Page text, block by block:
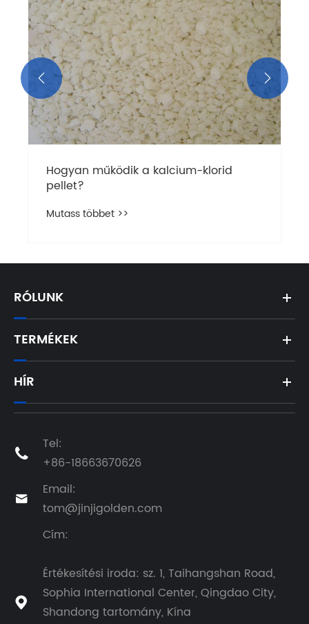
Hogyan működik a kalcium-klorid
pellet?
Mutass többet >>
 
RÓLUNK
TERMÉKEK
HÍR

Tel:
+86-18663670626

Email:
tom@jinjigolden.com

Cím:
Értékesítési iroda: sz. 1, Taihangshan Road,
Sophia International Center, Qingdao City,
Shandong tartomány, Kína